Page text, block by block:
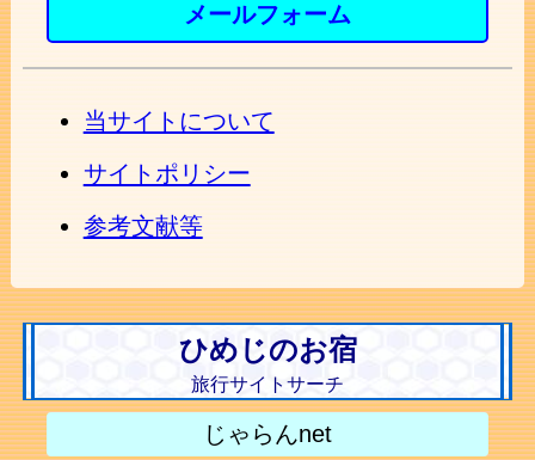
メールフォーム
当サイトについて
サイトポリシー
参考文献等
ひめじのお宿
旅行サイトサーチ
じゃらんnet